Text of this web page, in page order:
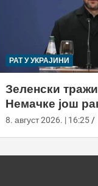
РАТ У УКРАЈИНИ
Зеленски
Немачке још
пресретача
8. август 2026. | 16:25